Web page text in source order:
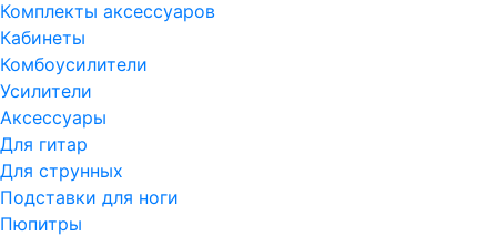
Комплекты аксессуаров
Кабинеты
Комбоусилители
Усилители
Аксессуары
Для гитар
Для струнных
Подставки для ноги
Пюпитры